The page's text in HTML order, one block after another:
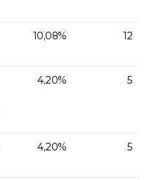
10,08% 12
4,20% 5
4,20% 5